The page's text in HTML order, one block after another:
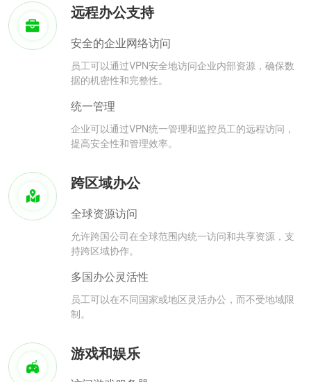
远程办公支持
安全的企业网络访问
员工可以通过VPN安全地访问企业内部资源，确保数
据的机密性和完整性。
统一管理
企业可以通过VPN统一管理和监控员工的远程访问，
提高安全性和管理效率。
跨区域办公
全球资源访问
允许跨国公司在全球范围内统一访问和共享资源，支
持跨区域协作。
多国办公灵活性
员工可以在不同国家或地区灵活办公，而不受地域限
制。
游戏和娱乐